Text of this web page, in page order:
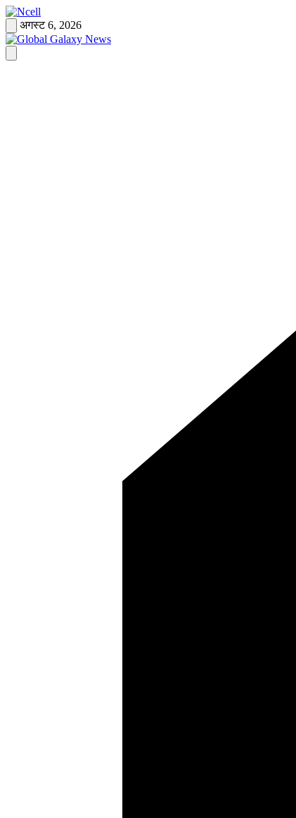
Skip
to
content
अगस्ट 6, 2026